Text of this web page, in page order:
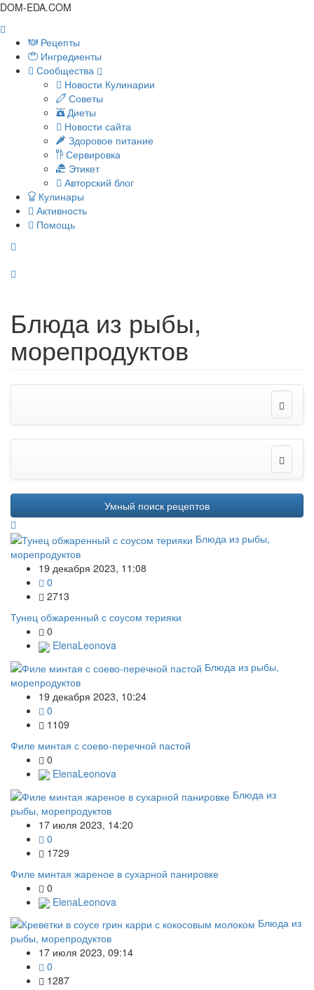
DOM-EDA.COM
Рецепты
Ингредиенты
Сообщества
Новости Кулинарии
Советы
Диеты
Новости сайта
Здоровое питание
Сервировка
Этикет
Авторский блог
Кулинары
Активность
Помощь
Блюда из рыбы,
морепродуктов
Умный поиск рецептов
Блюда из рыбы,
морепродуктов
19 декабря 2023, 11:08
0
2713
Тунец обжаренный с соусом терияки
0
ElenaLeonova
Блюда из рыбы,
морепродуктов
19 декабря 2023, 10:24
0
1109
Филе минтая с соево-перечной пастой
0
ElenaLeonova
Блюда из
рыбы, морепродуктов
17 июля 2023, 14:20
0
1729
Филе минтая жареное в сухарной панировке
0
ElenaLeonova
Блюда из
рыбы, морепродуктов
17 июля 2023, 09:14
0
1287